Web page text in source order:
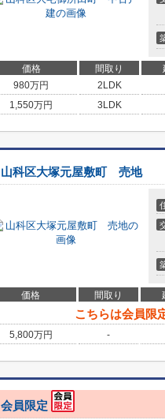
価格 間取り
980万円 2LDK
1,550万円 3LDK
山科区大塚元屋敷町 売地
価格 間取り
こちらは会員限
5,800万円 -
会員限定